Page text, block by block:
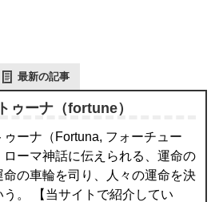
最新の記事
ゥーナ（fortune）
ゥーナ（Fortuna, フォーチュー
ローマ神話に伝えられる、運命の
命の車輪を司り、人々の運命を決
う。 【当サイトで紹介してい